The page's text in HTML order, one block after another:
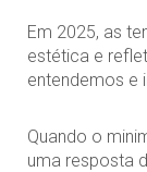
Em 2025, as
estética e
entendemos e
Quando o
uma resposta